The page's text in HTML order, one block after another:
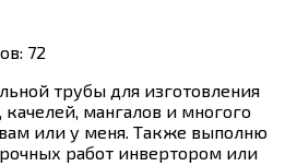
72
трубы для изготовления
качелей, мангалов и многого
или у меня. Также выполню
работ инвертором или